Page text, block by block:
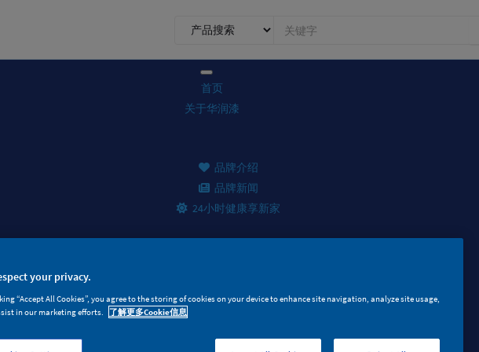
台
首页
关于华润漆
品牌介绍
品牌新闻
24小时健康享新家
your privacy.
“Accept All Cookies”, you agree to the storing of cookies on your device to enhance site navigation, analyze site usage,
in our marketing efforts.
了解更多Cookie信息